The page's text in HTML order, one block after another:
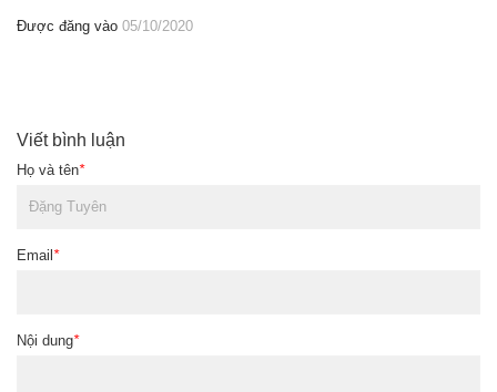
Được đăng vào 05/10/2020
Viết bình luận
Họ và tên*
Email *
Nội dung*